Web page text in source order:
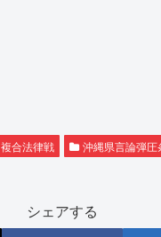
複合法律戦
沖縄県言論弾圧
シェアする